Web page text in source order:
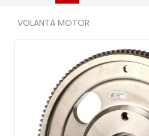
VOLANTA MOTOR
imagini